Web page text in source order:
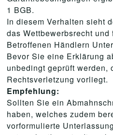
1 BGB.
In diesem Verhalten sieht
das Wettbewerbsrecht und
Betroffenen Händlern
Bevor Sie eine Erklärung
unbedingt geprüft werden,
Rechtsverletzung vorliegt.
Empfehlung:
Sollten Sie ein
haben, welches zudem
vorformulierte